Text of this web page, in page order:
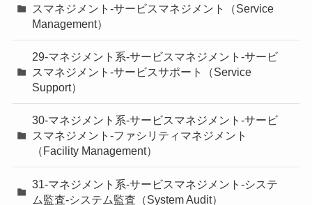
スマネジメント-サービスマネジメント（Service
Management）
29-マネジメント系-サービスマネジメント-サービ
スマネジメント-サービスサポート（Service
Support）
30-マネジメント系-サービスマネジメント-サービ
スマネジメント-ファシリティマネジメント
（Facility Management）
31-マネジメント系-サービスマネジメント-システ
ム監査-システム監査（System Audit）